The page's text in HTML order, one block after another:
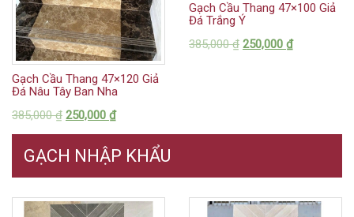
Gạch Cầu Thang 47×120 Giả
Đá Nâu Tây Ban Nha
385,000₫ 250,000 ₫
Gạch Cầu Thang 47×100 Giả
Đá Trắng Ý
385,000₫ 250,000 ₫
GẠCH NHẬP KHẨU